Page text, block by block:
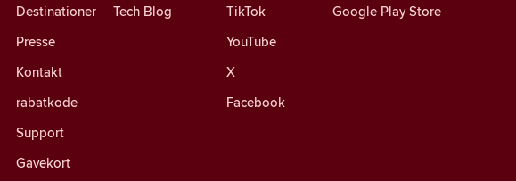
TikTok
YouTube
X
Facebook
Tech Blog
Destinationer
Presse
Kontakt
rabatkode
Support
Gavekort
Google Play Store